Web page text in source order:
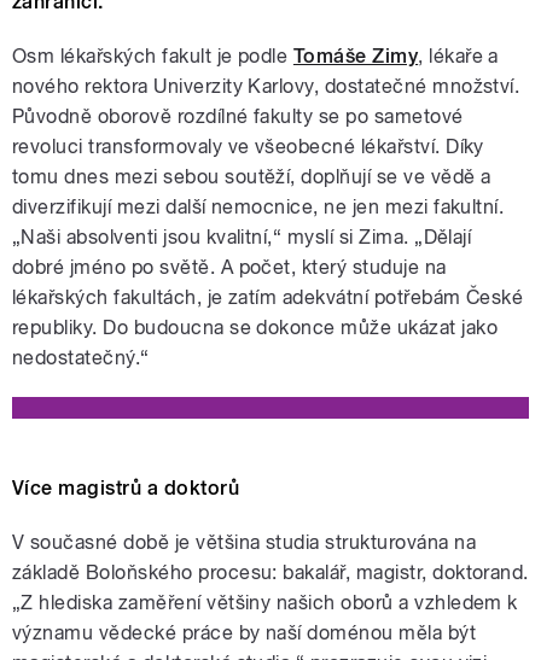
Osm lékařských fakult je podle Tomáše Zimy, lékaře a
nového rektora Univerzity Karlovy, dostatečné množství.
Původně oborově rozdílné fakulty se po sametové
revoluci transformovaly ve všeobecné lékařství. Díky
tomu dnes mezi sebou soutěží, doplňují se ve vědě a
diverzifikují mezi další nemocnice, ne jen mezi fakultní.
„Naši absolventi jsou kvalitní,“ myslí si Zima. „Dělají
dobré jméno po světě. A počet, který studuje na
lékařských fakultách, je zatím adekvátní potřebám České
republiky. Do budoucna se dokonce může ukázat jako
nedostatečný.“
Více magistrů a doktorů
V současné době je většina studia strukturována na
základě Boloňského procesu: bakalář, magistr, doktorand.
„Z hlediska zaměření většiny našich oborů a vzhledem k
významu vědecké práce by naší doménou měla být